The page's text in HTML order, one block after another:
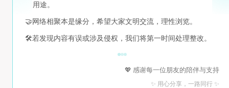
用途。
🤝 网络相聚本是缘分，希望大家文明交流，理性浏览。
🛠️若发现内容有误或涉及侵权，我们将第一时间处理整改。
💖 感谢每一位朋友的陪伴与支持
✨ 用心分享，一路同行 ✨